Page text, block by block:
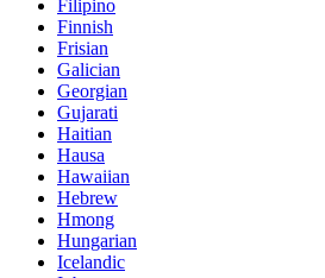
Filipino
Finnish
Frisian
Galician
Georgian
Gujarati
Haitian
Hausa
Hawaiian
Hebrew
Hmong
Hungarian
Icelandic